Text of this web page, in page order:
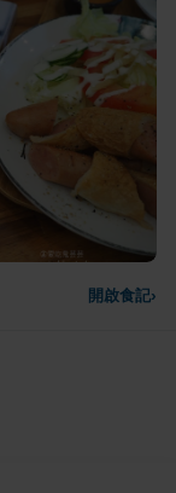
開啟食記›